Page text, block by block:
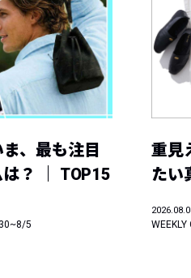
ま、最も注目
？ ｜ TOP15
5
重見
たい